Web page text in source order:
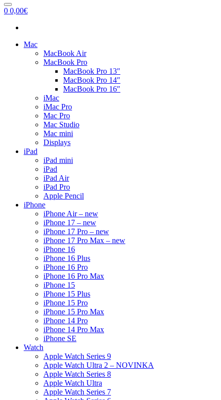
0 0,00€
Mac
MacBook Air
MacBook Pro
MacBook Pro 13″
MacBook Pro 14″
MacBook Pro 16″
iMac
iMac Pro
Mac Pro
Mac Studio
Mac mini
Displays
iPad
iPad mini
iPad
iPad Air
iPad Pro
Apple Pencil
iPhone
iPhone Air – new
iPhone 17 – new
iPhone 17 Pro – new
iPhone 17 Pro Max – new
iPhone 16
iPhone 16 Plus
iPhone 16 Pro
iPhone 16 Pro Max
iPhone 15
iPhone 15 Plus
iPhone 15 Pro
iPhone 15 Pro Max
iPhone 14 Pro
iPhone 14 Pro Max
iPhone SE
Watch
Apple Watch Series 9
Apple Watch Ultra 2 – NOVINKA
Apple Watch Series 8
Apple Watch Ultra
Apple Watch Series 7